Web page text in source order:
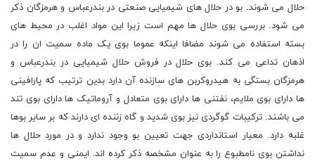
حلال می شوند. بو در حلال های شیمیایی صنعتی در بندرعباس و هرمزگان ذکر
می شود. بررسی بوی حلال ها مهم است زیرا این مواد اغلب در محیط های
بسته استفاده می شوند مضافا اینکه عموما بوی یک ماده سمیت ان را در
اذهان تداعی می کند. بوی حلال در فروش حلال شیمیایی در بندرعباس و
هرمزگان بستگی به هیدروکربن های سازنده آن دارد بدین ترتیب که پارافینی
ها دارای بوی ملایم، نفتنی ها دارای بوی متعادل و آروماتیک ها دارای بوی تند
می باشند. ترکیبات گوگردی نیز بوی شدید و گاه زننده ای دارند که بر سایر بوها
غلبه دارد. معیار استانداردی جهت تعیین بو وجود ندارد و در مورد حلال ها
نداشتن بوی نامطبوع را به عنوان مشخصه ذکر کرده اند. ایمنی و عدم سمیت